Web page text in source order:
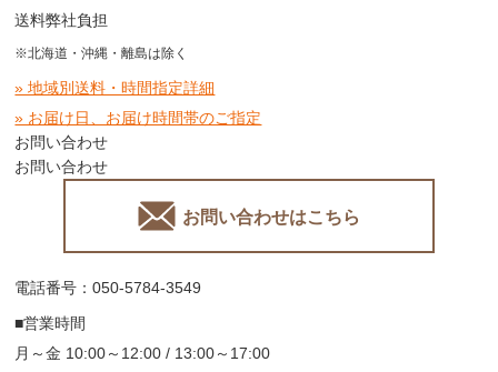
送料弊社負担
※北海道・沖縄・離島は除く
» 地域別送料・時間指定詳細
» お届け日、お届け時間帯のご指定
お問い合わせ
お問い合わせ
お問い合わせはこちら
電話番号：050-5784-3549
■営業時間
月～金 10:00～12:00 / 13:00～17:00